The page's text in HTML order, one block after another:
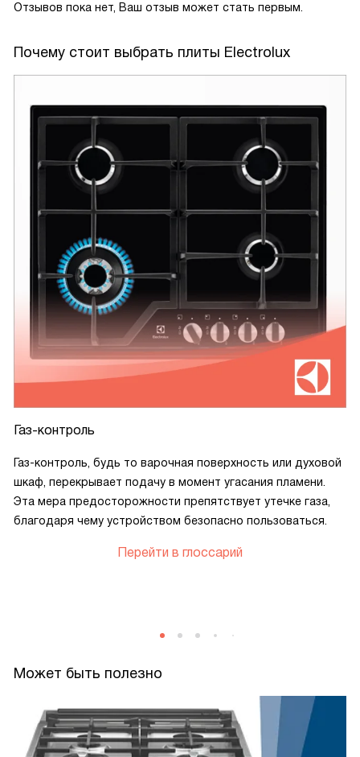
Отзывов пока нет, Ваш отзыв может стать первым.
Почему стоит выбрать плиты Electrolux
Газ-контроль
Газ-контроль, будь то варочная поверхность или духовой
шкаф, перекрывает подачу в момент угасания пламени.
Эта мера предосторожности препятствует утечке газа,
благодаря чему устройством безопасно пользоваться.
Перейти в глоссарий
Может быть полезно